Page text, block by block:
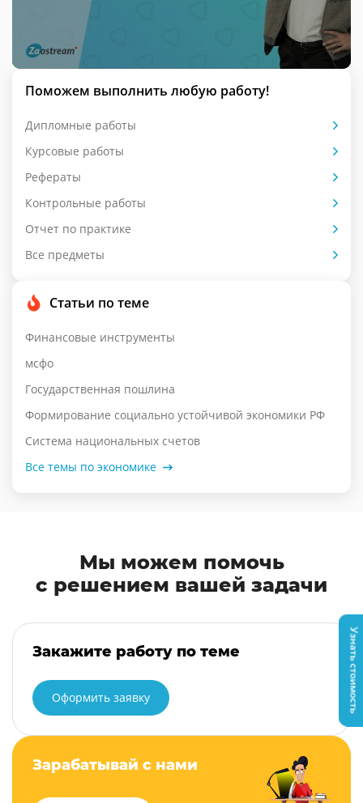
Поможем выполнить любую работу!
Дипломные работы
Курсовые работы
Рефераты
Контрольные работы
Отчет по практике
Все предметы
Статьи по теме
Финансовые инструменты
мсфо
Государственная пошлина
Формирование социально устойчивой экономики РФ
Система национальных счетов
Все темы по экономике
Мы можем помочь
с решением вашей задачи
Закажите работу по теме
Оформить заявку
Зарабатывай с нами
Узнать стоимость